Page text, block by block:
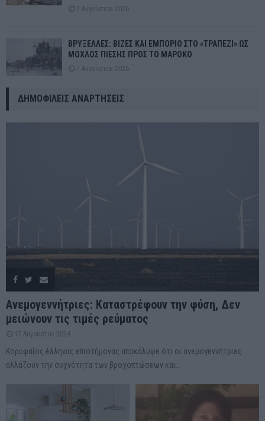
7 Αυγούστου 2026
ΒΡΥΞΕΛΛΕΣ: ΒΙΖΕΣ ΚΑΙ ΕΜΠΟΡΙΟ ΣΤΟ «ΤΡΑΠΕΖΙ» ΩΣ
ΜΟΧΛΟΣ ΠΙΕΣΗΣ ΠΡΟΣ ΤΟ ΜΑΡΟΚΟ
7 Αυγούστου 2026
ΔΗΜΟΦΙΛΕΊΣ ΑΝΑΡΤΉΣΕΙΣ
Ανεμογεννήτριες: Καταστρέφουν την φύση, Δεν
μειώνουν τις τιμές ρεύματος
17 Αυγούστου 2024
Κορυφαίος έλληνας επιστήμονας αποκάλυψε ότι οι ανεμογεννήτριες
αλλάζουν την συχνότητα των βροχοπτώσεων και...